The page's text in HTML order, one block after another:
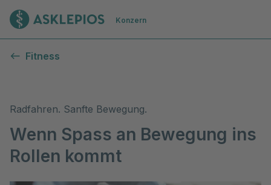
Zur Startseite
Konzern
Fitness
Radfahren. Sanfte Bewegung.
Wenn Spass an Bewegung ins
Rollen kommt